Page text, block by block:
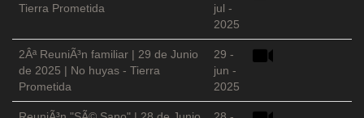
Tierra Prometida
jul -
2025
2Âª ReuniÃ³n familiar | 29 de Junio
de 2025 | No huyas - Tierra
Prometida
29 -
jun -
2025